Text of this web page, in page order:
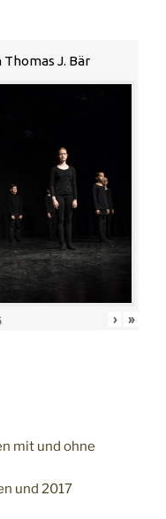
J. Bär
› »
mit und ohne
und 2017